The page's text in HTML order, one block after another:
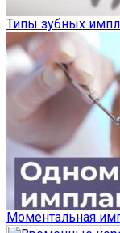
Типы зубных
Моментальная